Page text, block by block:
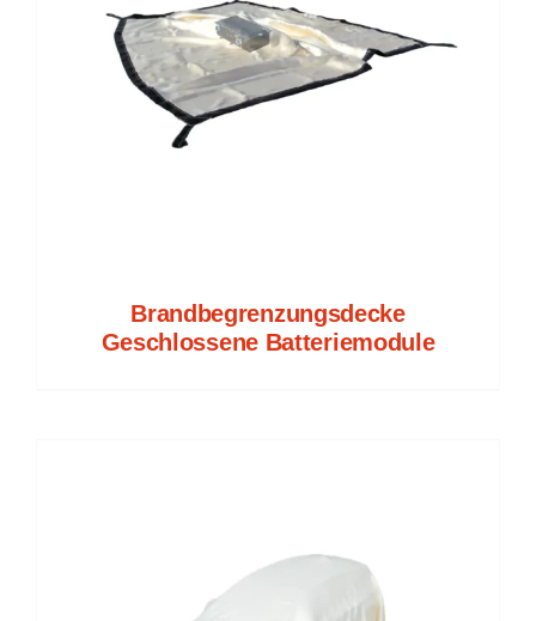
Brandbegrenzungsdecke
Geschlossene Batteriemodule